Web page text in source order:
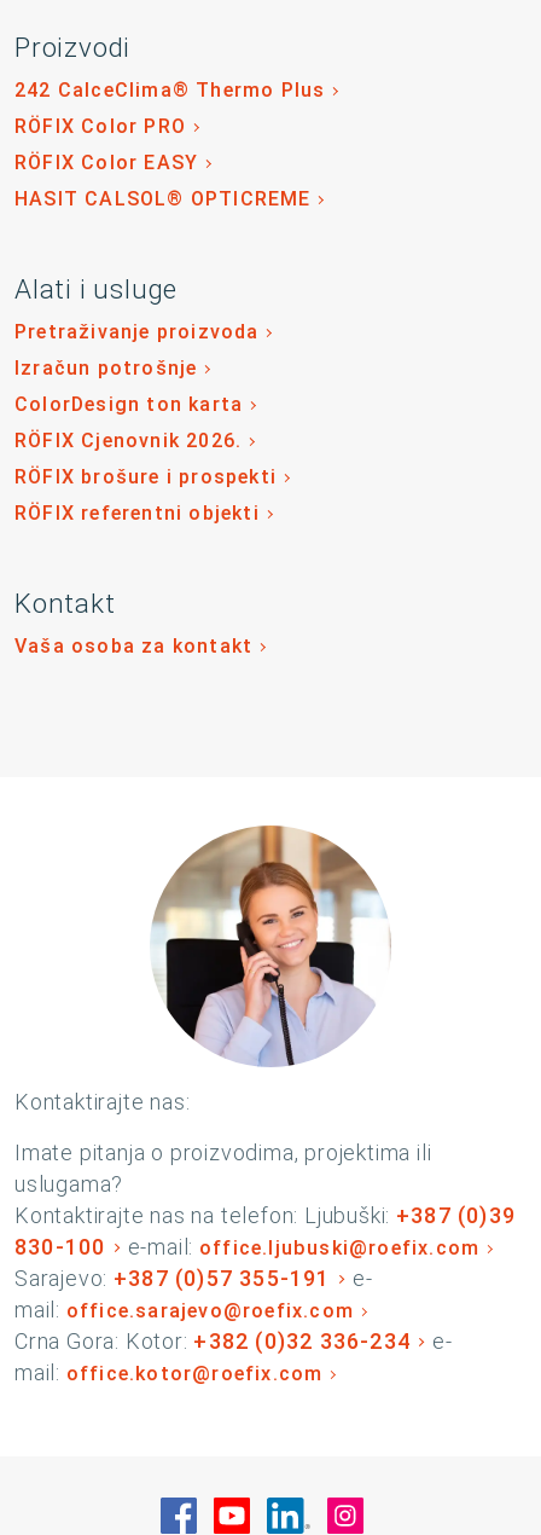
Proizvodi
242 CalceClima® Thermo Plus
RÖFIX Color PRO
RÖFIX Color EASY
HASIT CALSOL® OPTICREME
Alati i usluge
Pretraživanje proizvoda
Izračun potrošnje
ColorDesign ton karta
RÖFIX Cjenovnik 2026.
RÖFIX brošure i prospekti
RÖFIX referentni objekti
Kontakt
Vaša osoba za kontakt
Kontaktirajte nas:
Imate pitanja o proizvodima, projektima ili
uslugama?
Kontaktirajte nas na telefon: Ljubuški: +387 (0)39
830-100
e-mail: office.ljubuski@roefix.com
Sarajevo: +387 (0)57 355-191
e-
mail: office.sarajevo@roefix.com
Crna Gora: Kotor: +382 (0)32 336-234
e-
mail: office.kotor@roefix.com
Posjetite nas na Facebook
Posjetite nas na YouTube
Posjetite nas na